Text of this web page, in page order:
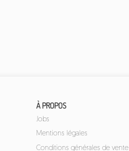
À PROPOS
Jobs
Mentions légales
Conditions générales de vente